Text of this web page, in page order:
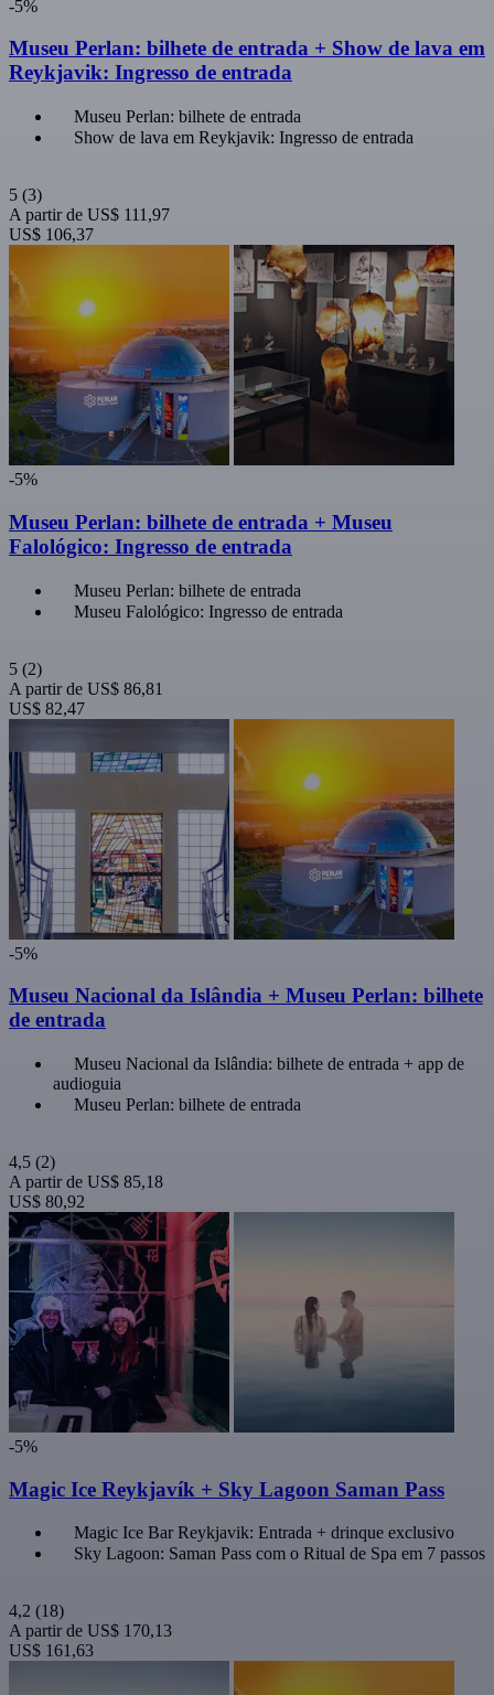
-5%
Museu Perlan: bilhete de entrada + Show de lava em
Reykjavik: Ingresso de entrada
Museu Perlan: bilhete de entrada
Show de lava em Reykjavik: Ingresso de entrada
5 (3)
A partir de US$ 111,97
US$ 106,37
-5%
Museu Perlan: bilhete de entrada + Museu
Falológico: Ingresso de entrada
Museu Perlan: bilhete de entrada
Museu Falológico: Ingresso de entrada
5 (2)
A partir de US$ 86,81
US$ 82,47
-5%
Museu Nacional da Islândia + Museu Perlan: bilhete
de entrada
Museu Nacional da Islândia: bilhete de entrada + app de
audioguia
Museu Perlan: bilhete de entrada
4,5 (2)
A partir de US$ 85,18
US$ 80,92
-5%
Magic Ice Reykjavík + Sky Lagoon Saman Pass
Magic Ice Bar Reykjavik: Entrada + drinque exclusivo
Sky Lagoon: Saman Pass com o Ritual de Spa em 7 passos
4,2 (18)
A partir de US$ 170,13
US$ 161,63